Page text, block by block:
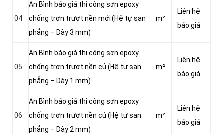
04
An Bình báo giá thi công sơn epoxy
chống trơn trượt nền mới (Hệ tự san
phẳng – Dày 3 mm)
m²
Liên hệ
báo giá
05
An Bình báo giá thi công sơn epoxy
chống trơn trượt nền củ (Hệ tự san
phẳng – Dày 1 mm)
m²
Liên hệ
báo giá
06
An Bình báo giá thi công sơn epoxy
chống trơn trượt nền củ (Hệ tự san
phẳng – Dày 2 mm)
m²
Liên hệ
báo giá